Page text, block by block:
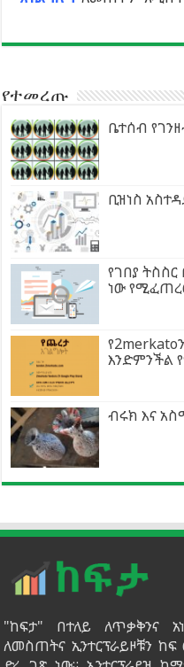
የተመረጡ
ቤተሰብ
ቢዝነስ
የገበያ
ነው
እንድምንችል
ብሩክ እና
"ከፍታ" በተለይ ለጥቃቅንና
ለመስጠትና ኢንተርፕራይዞቹን